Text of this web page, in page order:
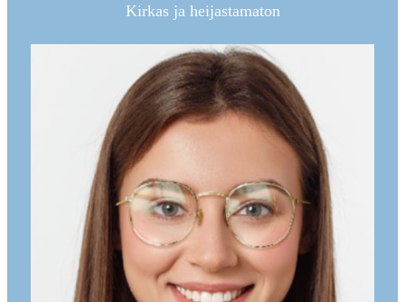
Kirkas ja heijastamaton